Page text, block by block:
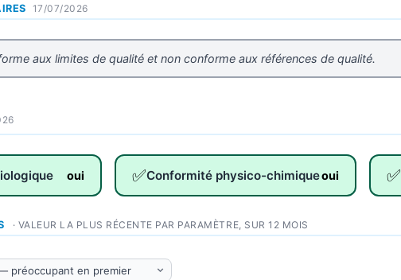
17/07/2026
aux limites de qualité et non conforme aux références de qualité.
oui ✅Conformité physico-chimiqueoui ✅
· VALEUR LA PLUS RÉCENTE PAR PARAMÈTRE, SUR 12 MOIS